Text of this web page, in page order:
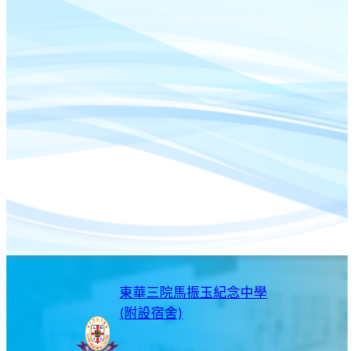
東華三院馬振玉紀念中學
(附設宿舍)